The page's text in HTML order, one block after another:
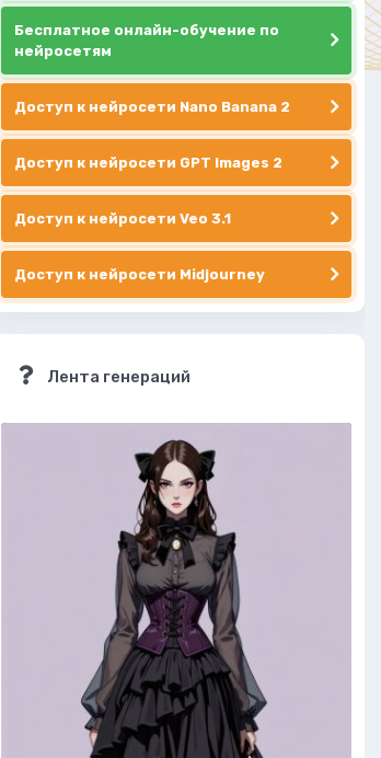
Бесплатное онлайн-обучение по
нейросетям
Доступ к нейросети Nano Banana 2
Доступ к нейросети GPT Images 2
Доступ к нейросети Veo 3.1
Доступ к нейросети Midjourney
Лента генераций